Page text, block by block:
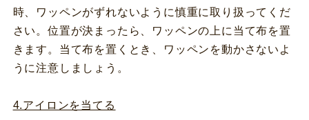
時、ワッペンがずれないように慎重に取り扱ってくだ
さい。位置が決まったら、ワッペンの上に当て布を置
きます。当て布を置くとき、ワッペンを動かさないよ
うに注意しましょう。
4.アイロンを当てる